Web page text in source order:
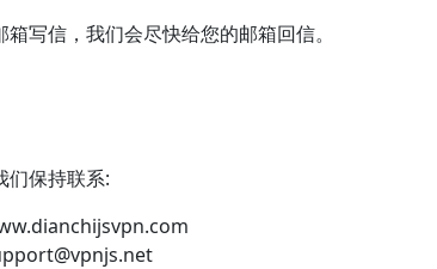
写信，我们会尽快给您的邮箱回信。
们保持联系: